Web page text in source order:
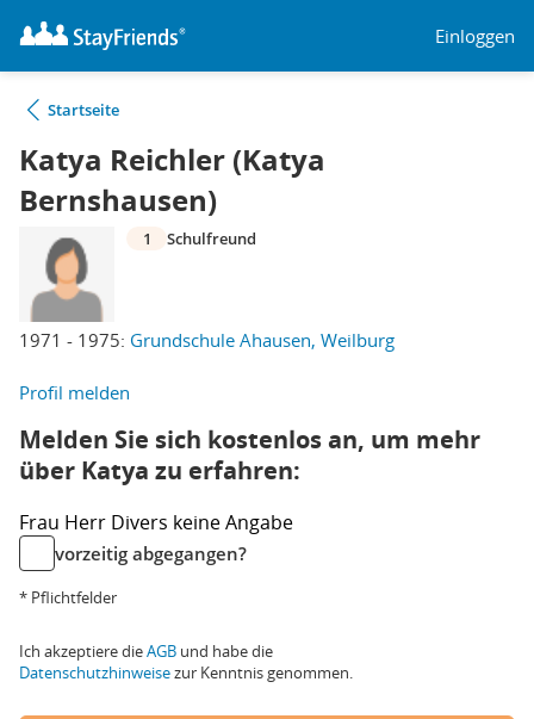
Einloggen
Startseite
Katya Reichler (Katya
Bernshausen)
1971 - 1975: Grundschule Ahausen, Weilburg
1 Schulfreund
Profil melden
Melden Sie sich kostenlos an, um mehr
über Katya zu erfahren:
Frau Herr Divers keine Angabe
vorzeitig abgegangen?
* Pflichtfelder
Ich akzeptiere dieAGB und habe die
Datenschutzhinweisezur Kenntnis genommen.